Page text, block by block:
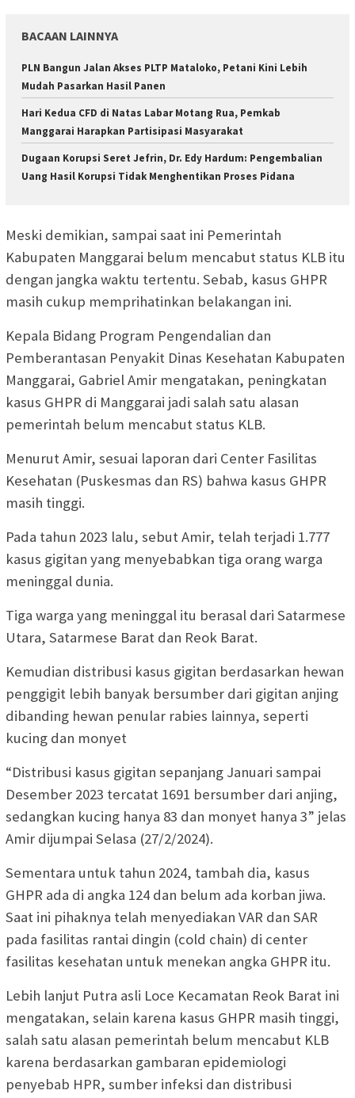
BACAAN LAINNYA
PLN Bangun Jalan Akses PLTP Mataloko, Petani Kini Lebih
Mudah Pasarkan Hasil Panen
Hari Kedua CFD di Natas Labar Motang Rua, Pemkab
Manggarai Harapkan Partisipasi Masyarakat
Dugaan Korupsi Seret Jefrin, Dr. Edy Hardum: Pengembalian
Uang Hasil Korupsi Tidak Menghentikan Proses Pidana
Meski demikian, sampai saat ini Pemerintah
Kabupaten Manggarai belum mencabut status KLB itu
dengan jangka waktu tertentu. Sebab, kasus GHPR
masih cukup memprihatinkan belakangan ini.
Kepala Bidang Program Pengendalian dan
Pemberantasan Penyakit Dinas Kesehatan Kabupaten
Manggarai, Gabriel Amir mengatakan, peningkatan
kasus GHPR di Manggarai jadi salah satu alasan
pemerintah belum mencabut status KLB.
Menurut Amir, sesuai laporan dari Center Fasilitas
Kesehatan (Puskesmas dan RS) bahwa kasus GHPR
masih tinggi.
Pada tahun 2023 lalu, sebut Amir, telah terjadi 1.777
kasus gigitan yang menyebabkan tiga orang warga
meninggal dunia.
Tiga warga yang meninggal itu berasal dari Satarmese
Utara, Satarmese Barat dan Reok Barat.
Kemudian distribusi kasus gigitan berdasarkan hewan
penggigit lebih banyak bersumber dari gigitan anjing
dibanding hewan penular rabies lainnya, seperti
kucing dan monyet
“Distribusi kasus gigitan sepanjang Januari sampai
Desember 2023 tercatat 1691 bersumber dari anjing,
sedangkan kucing hanya 83 dan monyet hanya 3” jelas
Amir dijumpai Selasa (27/2/2024).
Sementara untuk tahun 2024, tambah dia, kasus
GHPR ada di angka 124 dan belum ada korban jiwa.
Saat ini pihaknya telah menyediakan VAR dan SAR
pada fasilitas rantai dingin (cold chain) di center
fasilitas kesehatan untuk menekan angka GHPR itu.
Lebih lanjut Putra asli Loce Kecamatan Reok Barat ini
mengatakan, selain karena kasus GHPR masih tinggi,
salah satu alasan pemerintah belum mencabut KLB
karena berdasarkan gambaran epidemiologi
penyebab HPR, sumber infeksi dan distribusi